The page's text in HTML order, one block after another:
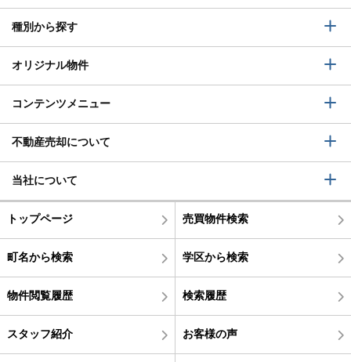
種別から探す
オリジナル物件
コンテンツメニュー
不動産売却について
当社について
トップページ 売買物件検索
町名から検索 学区から検索
物件閲覧履歴 検索履歴
スタッフ紹介 お客様の声